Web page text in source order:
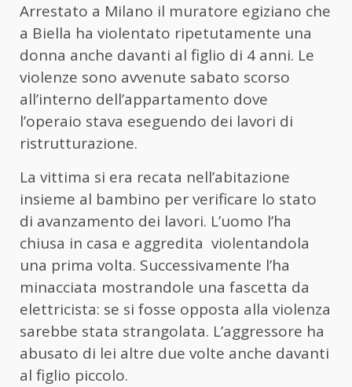
Arrestato a Milano il muratore egiziano che
a Biella ha violentato ripetutamente una
donna anche davanti al figlio di 4 anni. Le
violenze sono avvenute sabato scorso
all’interno dell’appartamento dove
l’operaio stava eseguendo dei lavori di
ristrutturazione.
La vittima si era recata nell’abitazione
insieme al bambino per verificare lo stato
di avanzamento dei lavori. L’uomo l’ha
chiusa in casa e aggredita violentandola
una prima volta. Successivamente l’ha
minacciata mostrandole una fascetta da
elettricista: se si fosse opposta alla violenza
sarebbe stata strangolata. L’aggressore ha
abusato di lei altre due volte anche davanti
al figlio piccolo.